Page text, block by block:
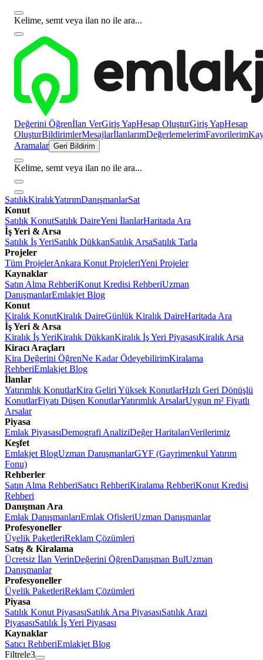
Kelime, semt veya ilan no ile ara...
Değerini Öğrenİlan VerGiriş YapHesap OluşturGiriş YapHesap
OluşturBildirimlerMesajlarİlanlarımDeğerlemelerimFavorilerim
Aramalar Geri Bildirim
Kelime, semt veya ilan no ile ara...
SatılıkKiralıkYatırımDanışmanlarSat
Konut
Satılık KonutSatılık DaireYeni İlanlarHaritada Ara
İş Yeri & Arsa
Satılık İş YeriSatılık DükkanSatılık ArsaSatılık Tarla
Projeler
Tüm ProjelerAnkara Konut ProjeleriYeni Projeler
Kaynaklar
Satın Alma RehberiKonut Kredisi RehberiUzman
DanışmanlarEmlakjet Blog
Konut
Kiralık KonutKiralık DaireGünlük Kiralık DaireHaritada Ara
İş Yeri & Arsa
Kiralık İş YeriKiralık DükkanKiralık İş Yeri PiyasasıKiralık Arsa
Kiracı Araçları
Kira Değerini ÖğrenNe Kadar ÖdeyebilirimKiralama
RehberiEmlakjet Blog
İlanlar
Yatırımlık KonutlarKira Geliri Yüksek KonutlarHızlı Geri Dönüşlü
KonutlarFiyatı Düşen KonutlarYatırımlık ArsalarUygun m² Fiyatlı
Arsalar
Piyasa
Emlak PiyasasıDemografi AnaliziDeğer HaritalarıVerilerimiz
Keşfet
Emlakjet BlogUzman DanışmanlarGYF (Gayrimenkul Yatırım
Fonu)
Rehberler
Satın Alma RehberiSatıcı RehberiKiralama RehberiKonut Kredisi
Rehberi
Danışman Ara
Emlak DanışmanlarıEmlak OfisleriUzman Danışmanlar
Profesyoneller
Üyelik PaketleriReklam Çözümleri
Satış & Kiralama
Ücretsiz İlan VerinDeğerini ÖğrenDanışman BulUzman
Danışmanlar
Profesyoneller
Üyelik PaketleriReklam Çözümleri
Piyasa
Satılık Konut PiyasasıSatılık Arsa PiyasasıSatılık Arazi
PiyasasıSatılık İş Yeri Piyasası
Kaynaklar
Satıcı RehberiEmlakjet Blog
Filtrele3